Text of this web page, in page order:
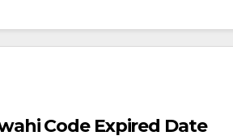
Code Expired Date